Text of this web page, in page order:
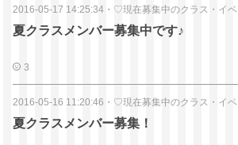
2016-05-17 14:25:34 ・ ♡現在募集中のクラス・イベント
夏クラスメンバー募集中です♪
3
2016-05-16 11:20:46 ・ ♡現在募集中のクラス・イベント
夏クラスメンバー募集！